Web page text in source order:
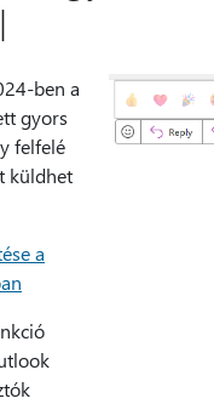
ben a
gyors
felfelé
küldhet
a